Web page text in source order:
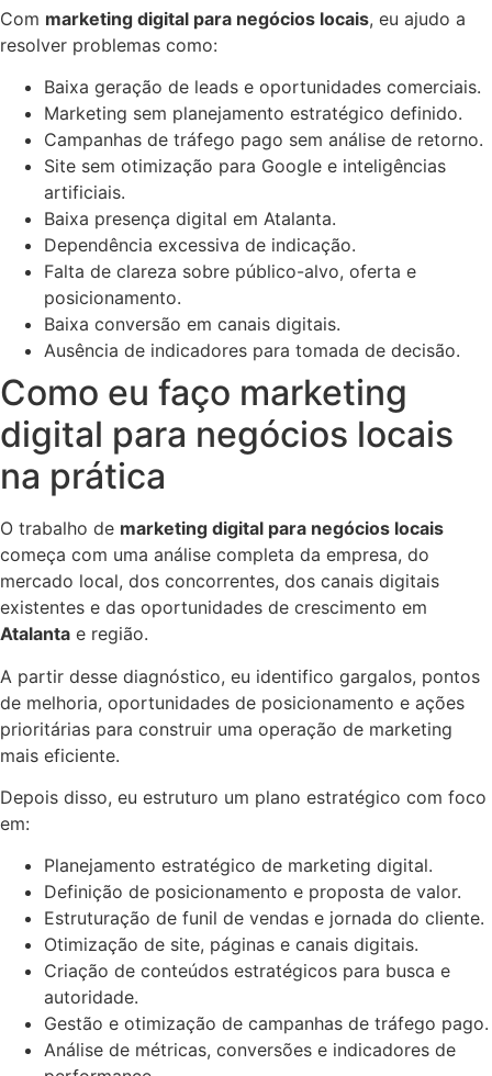
Com marketing digital para negócios locais, eu ajudo a
resolver problemas como:
Baixa geração de leads e oportunidades comerciais.
Marketing sem planejamento estratégico definido.
Campanhas de tráfego pago sem análise de retorno.
Site sem otimização para Google e inteligências
artificiais.
Baixa presença digital em Atalanta.
Dependência excessiva de indicação.
Falta de clareza sobre público-alvo, oferta e
posicionamento.
Baixa conversão em canais digitais.
Ausência de indicadores para tomada de decisão.
Como eu faço marketing
digital para negócios locais
na prática
O trabalho de marketing digital para negócios locais
começa com uma análise completa da empresa, do
mercado local, dos concorrentes, dos canais digitais
existentes e das oportunidades de crescimento em
Atalanta e região.
A partir desse diagnóstico, eu identifico gargalos, pontos
de melhoria, oportunidades de posicionamento e ações
prioritárias para construir uma operação de marketing
mais eficiente.
Depois disso, eu estruturo um plano estratégico com foco
em:
Planejamento estratégico de marketing digital.
Definição de posicionamento e proposta de valor.
Estruturação de funil de vendas e jornada do cliente.
Otimização de site, páginas e canais digitais.
Criação de conteúdos estratégicos para busca e
autoridade.
Gestão e otimização de campanhas de tráfego pago.
Análise de métricas, conversões e indicadores de